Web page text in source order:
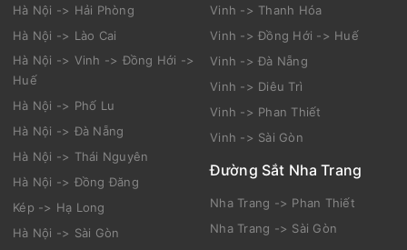
Hà Nội -> Hải Phòng
Hà Nội -> Lào Cai
Hà Nội -> Vinh -> Đồng Hới ->
Huế
Hà Nội -> Phố Lu
Hà Nội -> Đà Nẵng
Hà Nội -> Thái Nguyên
Hà Nội -> Đồng Đăng
Kép -> Hạ Long
Hà Nội -> Sài Gòn
Vinh -> Thanh Hóa
Vinh -> Đồng Hới -> Huế
Vinh -> Đà Nẵng
Vinh -> Diêu Trì
Vinh -> Phan Thiết
Vinh -> Sài Gòn
Đường Sắt Nha Trang
Nha Trang -> Phan Thiết
Nha Trang -> Sài Gòn